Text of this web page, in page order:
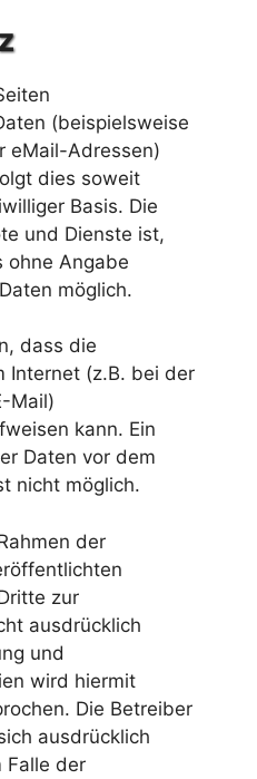
(beispielsweise
eMail-Adressen)
dies soweit
Basis. Die
und Dienste ist,
ohne Angabe
möglich.
dass die
Internet (z.B. bei der
Mail)
kann. Ein
Daten vor dem
nicht möglich.
der
zur
ausdrücklich
und
wird hiermit
Die Betreiber
ausdrücklich
Falle der